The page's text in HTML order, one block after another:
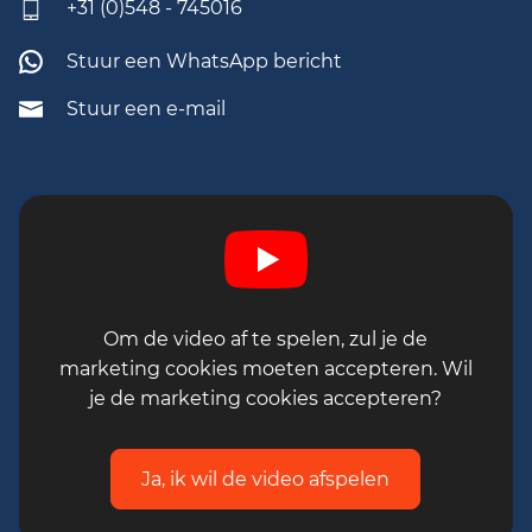
in Enter en jezelf ontwikkelen binnen de
verspaning? Solliciteer dan direct! Heb je
vragen? Neem dan contact op met Marleen
Reageren kan tot 14 augustus.
+31 (0)548 - 745016
Stuur een WhatsApp bericht
Stuur een e-mail
Om de video af te spelen, zul je de
marketing cookies moeten accepteren. Wil
je de marketing cookies accepteren?
Ja, ik wil de video afspelen